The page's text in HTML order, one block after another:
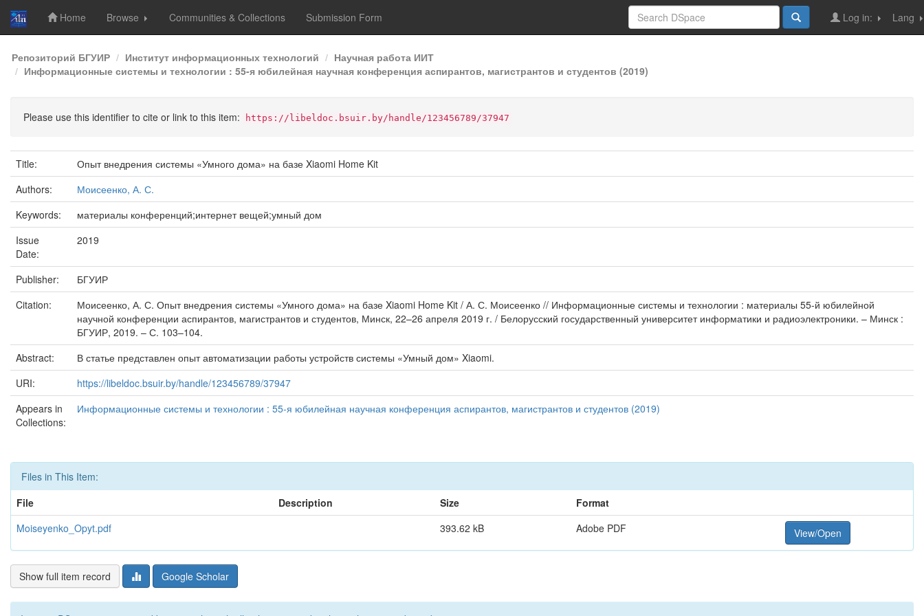
Skip
navigation
Home Browse Communities & Collections Submission Form Lang
Log in:
Репозиторий БГУИР Институт информационных технологий
Научная работа ИИТ
Информационные системы и технологии : 55-я юбилейная научная конференция аспирантов, магистрантов и студентов (2019)
Please use this identifier to cite or link to this item: https://libeldoc.bsuir.by/handle/123456789/37947
Title:
Опыт внедрения системы «Умного дома» на базе Xiaomi Home Kit
Authors:
Моисеенко, А. С.
Keywords:
материалы конференций;интернет вещей;умный дом
Issue
Date:
2019
Publisher:
БГУИР
Citation:
Моисеенко, А. С. Опыт внедрения системы «Умного дома» на базе Xiaomi Home Kit / А. С. Моисеенко // Информационные системы и технологии : материалы 55-й юбилейной
научной конференции аспирантов, магистрантов и студентов, Минск, 22–26 апреля 2019 г. / Белорусский государственный университет информатики и радиоэлектроники. – Минск :
БГУИР, 2019. – С. 103–104.
Abstract:
В статье представлен опыт автоматизации работы устройств системы «Умный дом» Xiaomi.
URI:
https://libeldoc.bsuir.by/handle/123456789/37947
Appears in
Collections:
Информационные системы и технологии : 55-я юбилейная научная конференция аспирантов, магистрантов и студентов (2019)
Files in This Item:
File
Description Size
Format
Moiseyenko_Opyt.pdf
393.62 kB Adobe PDF View/Open
Show full item record Google Scholar